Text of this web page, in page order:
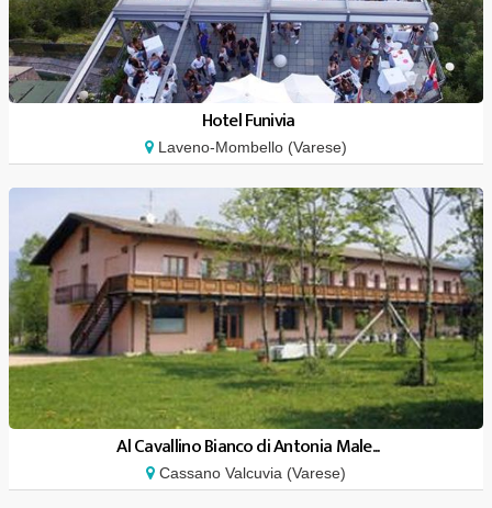
Hotel Funivia
Laveno-Mombello (Varese)
Al Cavallino Bianco di Antonia Male...
Cassano Valcuvia (Varese)